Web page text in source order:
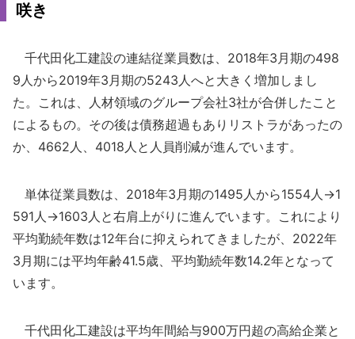
咲き
千代田化工建設の連結従業員数は、2018年3月期の498
9人から2019年3月期の5243人へと大きく増加しまし
た。これは、人材領域のグループ会社3社が合併したこと
によるもの。その後は債務超過もありリストラがあったの
か、4662人、4018人と人員削減が進んでいます。
単体従業員数は、2018年3月期の1495人から1554人→1
591人→1603人と右肩上がりに進んでいます。これにより
平均勤続年数は12年台に抑えられてきましたが、2022年
3月期には平均年齢41.5歳、平均勤続年数14.2年となって
います。
千代田化工建設は平均年間給与900万円超の高給企業と